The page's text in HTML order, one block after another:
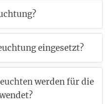
eingesetzt?
werden für die